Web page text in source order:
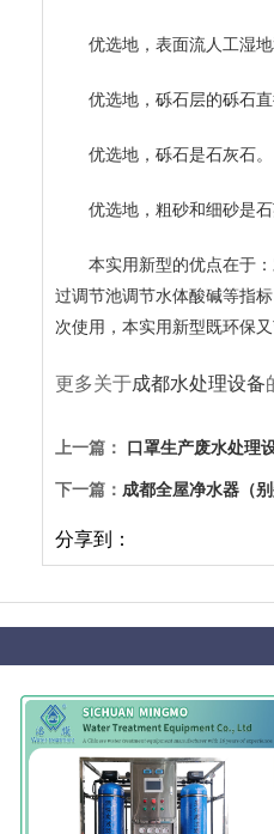
优选地，表面流人工湿地
优选地，砾石层的砾石直径
优选地，砾石是石灰石。
优选地，粗砂和细砂是石
本实用新型的优点在于：
过调节池调节水体酸碱等指
次使用，本实用新型既环保又
更多关于成都水处理设备
上一篇： 口罩生产废水处理
下一篇： 成都全屋净水器（别
分享到：